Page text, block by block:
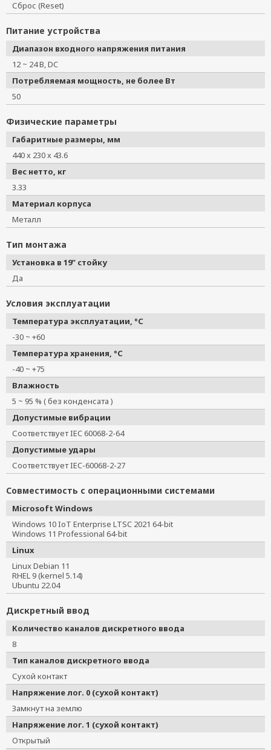
Сброс (Reset)
Питание устройства
Диапазон входного напряжения питания
12 ~ 24 В, DC
Потребляемая мощность, не более Вт
50
Физические параметры
Габаритные размеры, мм
440 x 230 x 43.6
Вес нетто, кг
3.33
Материал корпуса
Металл
Тип монтажа
Установка в 19” стойку
Да
Условия эксплуатации
Температура эксплуатации, °C
-30 ~ +60
Температура хранения, °C
-40 ~ +75
Влажность
5 ~ 95 % ( без конденсата )
Допустимые вибрации
Соответствует IEC 60068-2-64
Допустимые удары
Соответствует IEC-60068-2-27
Совместимость с операционными системами
Microsoft Windows
Windows 10 IoT Enterprise LTSC 2021 64-bit
Windows 11 Professional 64-bit
Linux
Linux Debian 11
RHEL 9 (kernel 5.14)
Ubuntu 22.04
Дискретный ввод
Количество каналов дискретного ввода
8
Тип каналов дискретного ввода
Сухой контакт
Напряжение лог. 0 (сухой контакт)
Замкнут на землю
Напряжение лог. 1 (сухой контакт)
Открытый